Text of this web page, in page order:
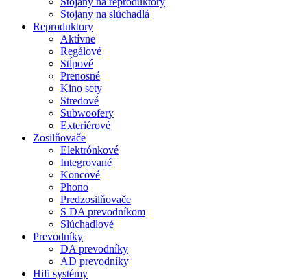
Stojany na slúchadlá
Reproduktory
Aktívne
Regálové
Stĺpové
Prenosné
Kino sety
Stredové
Subwoofery
Exteriérové
Zosilňovače
Elektrónkové
Integrované
Koncové
Phono
Predzosilňovače
S DA prevodníkom
Slúchadlové
Prevodníky
DA prevodníky
AD prevodníky
Hifi systémy